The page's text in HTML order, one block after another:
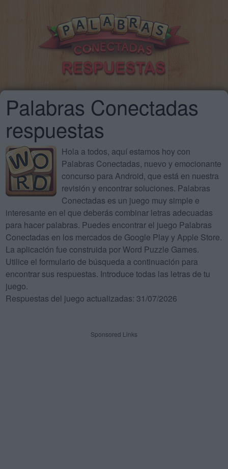
Palabras Conectadas
respuestas
Hola a todos, aquí estamos hoy con
Palabras Conectadas, nuevo y emocionante
concurso para Android, que está en nuestra
revisión y encontrar soluciones. Palabras
Conectadas es un juego muy simple e
interesante en el que deberás combinar letras adecuadas
para hacer palabras. Puedes encontrar el juego Palabras
Conectadas en los mercados de Google Play y Apple Store.
La aplicación fue construida por Word Puzzle Games.
Utilice el formulario de búsqueda a continuación para
encontrar sus respuestas. Introduce todas las letras de tu
juego.
Respuestas del juego actualizadas: 31/07/2026
Sponsored Links